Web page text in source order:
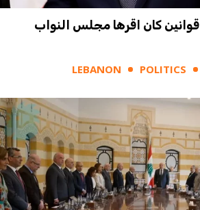
الرئيس عون اعاد 4 قوانين كان اقرها مجلس النواب
LEBANON POLITICS